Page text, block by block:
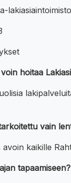
hoitaa
vain
kaikille
tapaamiseen?